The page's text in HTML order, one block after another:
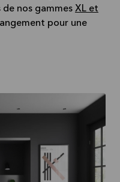
de nos gammes XL et
pour une